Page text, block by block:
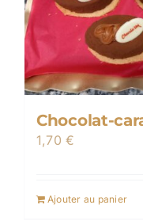
Chocolat-
1,70€
Ajouter au panier